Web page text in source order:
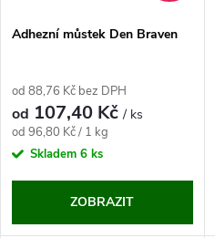
p
r
o
d
s
r
o
Adhezní můstek Den Braven
od 88,76 Kč bez DPH
od 107,40 Kč/ ks
Měrná
cena:
od 96,80 Kč / 1 kg
Skladem 6 ks
ZOBRAZIT